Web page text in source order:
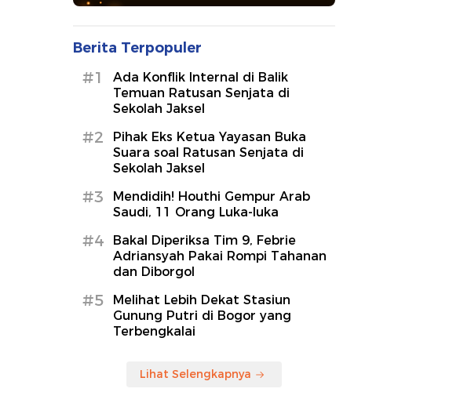
Berita Terpopuler
#1
Ada Konflik Internal di Balik
Temuan Ratusan Senjata di
Sekolah Jaksel
#2
Pihak Eks Ketua Yayasan Buka
Suara soal Ratusan Senjata di
Sekolah Jaksel
#3
Mendidih! Houthi Gempur Arab
Saudi, 11 Orang Luka-luka
#4
Bakal Diperiksa Tim 9, Febrie
Adriansyah Pakai Rompi Tahanan
dan Diborgol
#5
Melihat Lebih Dekat Stasiun
Gunung Putri di Bogor yang
Terbengkalai
Lihat Selengkapnya